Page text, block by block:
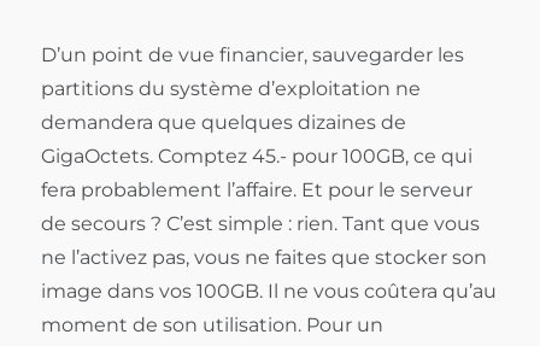
D’un point de vue financier, sauvegarder les
partitions du système d’exploitation ne
demandera que quelques dizaines de
GigaOctets. Comptez 45.- pour 100GB, ce qui
fera probablement l’affaire. Et pour le serveur
de secours ? C’est simple : rien. Tant que vous
ne l’activez pas, vous ne faites que stocker son
image dans vos 100GB. Il ne vous coûtera qu’au
moment de son utilisation. Pour un